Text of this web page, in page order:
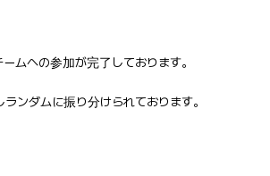
ムへの参加が完了しております。
ンダムに振り分けられております。